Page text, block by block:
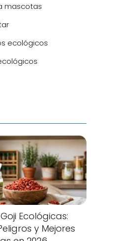
mascotas
ecológicos
Ecológicas:
y Mejores